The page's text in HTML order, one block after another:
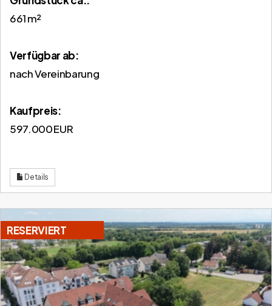
661 m²
Verfügbar ab:
nach Vereinbarung
Kaufpreis:
597.000 EUR
Details
RESERVIERT